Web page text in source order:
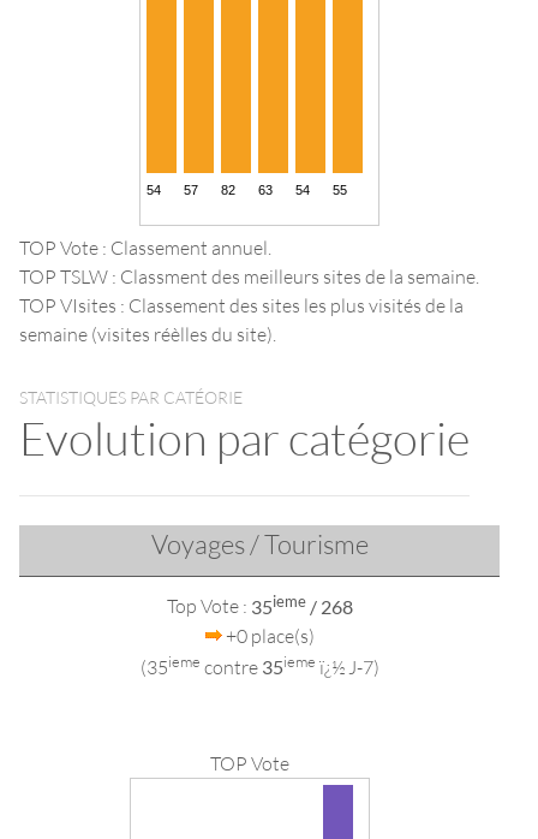
TOP Vote : Classement annuel.
TOP TSLW : Classment des meilleurs sites de la semaine.
TOP VIsites : Classement des sites les plus visités de la
semaine (visites réèlles du site).
STATISTIQUES PAR CATÉORIE
Evolution par catégorie
Voyages / Tourisme
Top Vote : 35ieme/ 268
+0 place(s)
(35ieme contre 35ieme ï¿½ J-7)
TOP Vote